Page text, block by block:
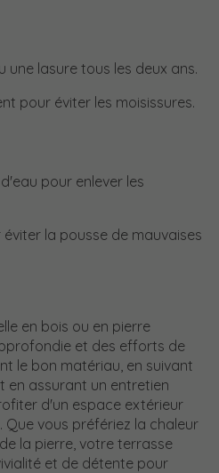
une lasure tous les deux ans.
pour éviter les moisissures.
pour enlever les
la pousse de mauvaises
en bois ou en pierre
et des efforts de
le bon matériau, en suivant
en assurant un entretien
d'un espace extérieur
vous préfériez la chaleur
la pierre, votre terrasse
et de détente pour